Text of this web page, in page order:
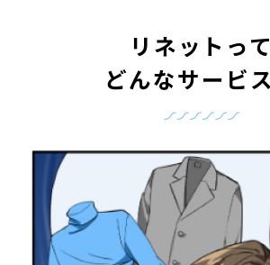
リネットって
どんなサービ